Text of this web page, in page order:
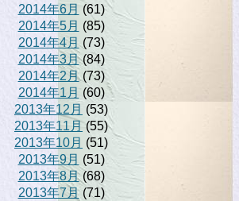
2014年6月 (61)
2014年5月 (85)
2014年4月 (73)
2014年3月(84)
2014年2月(73)
2014年1月 (60)
2013年12月 (53)
2013年11月 (55)
2013年10月 (51)
2013年9月 (51)
2013年8月(68)
2013年7月(71)